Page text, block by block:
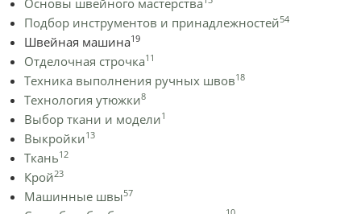
Основы швейного мастерства
Подбор инструментов и принадлежностей54
Швейная машина19
Отделочная строчка11
Техника выполнения ручных швов18
Технология утюжки8
Выбор ткани и модели1
Выкройки13
Ткань12
Крой23
Машинные швы57